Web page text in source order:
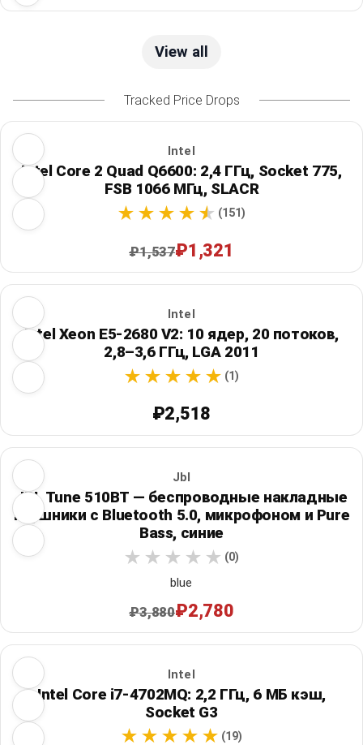
View all
Tracked Price Drops
Intel
Intel Core 2 Quad Q6600: 2,4 ГГц, Socket 775,
FSB 1066 МГц, SLACR
(151)
₽1,537₽1,321
Intel
Intel Xeon E5-2680 V2: 10 ядер, 20 потоков,
2,8–3,6 ГГц, LGA 2011
(1)
₽2,518
Jbl
JBL Tune 510BT — беспроводные накладные
наушники с Bluetooth 5.0, микрофоном и Pure
Bass, синие
(0)
blue
₽3,880₽2,780
Intel
Intel Core i7-4702MQ: 2,2 ГГц, 6 МБ кэш,
Socket G3
(19)